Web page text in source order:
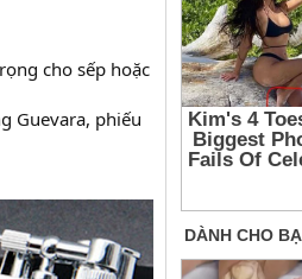
cho sếp hoặc
Guevara, phiếu